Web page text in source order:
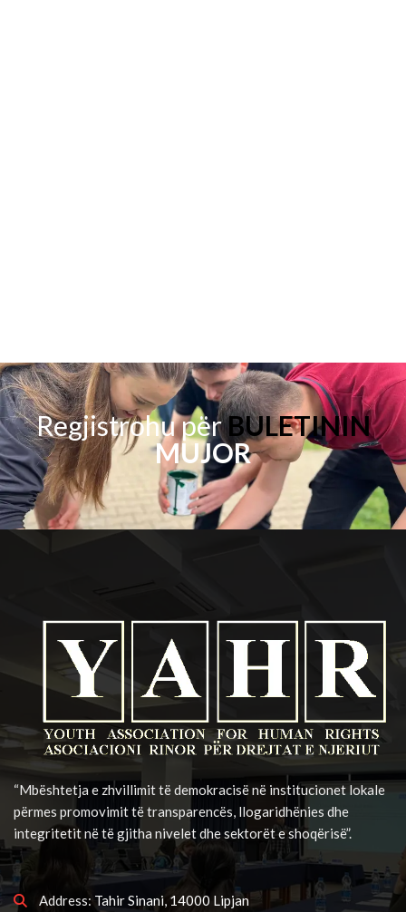
Regjistrohu përBULETININ
MUJOR
“Mbështetja e zhvillimit të demokracisë në institucionet lokale
përmes promovimit të transparencës, llogaridhënies dhe
integritetit në të gjitha nivelet dhe sektorët e shoqërisë”.
Address: Tahir Sinani, 14000 Lipjan